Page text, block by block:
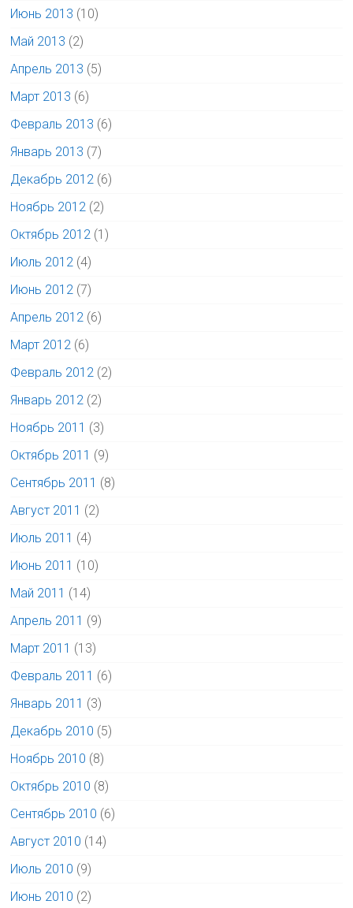
Июнь 2013 (10)
Май 2013 (2)
Апрель 2013 (5)
Март 2013 (6)
Февраль 2013 (6)
Январь 2013 (7)
Декабрь 2012 (6)
Ноябрь 2012 (2)
Октябрь 2012 (1)
Июль 2012 (4)
Июнь 2012 (7)
Апрель 2012 (6)
Март 2012 (6)
Февраль 2012 (2)
Январь 2012 (2)
Ноябрь 2011 (3)
Октябрь 2011 (9)
Сентябрь 2011 (8)
Август 2011 (2)
Июль 2011 (4)
Июнь 2011 (10)
Май 2011 (14)
Апрель 2011 (9)
Март 2011 (13)
Февраль 2011 (6)
Январь 2011 (3)
Декабрь 2010 (5)
Ноябрь 2010 (8)
Октябрь 2010 (8)
Сентябрь 2010 (6)
Август 2010 (14)
Июль 2010 (9)
Июнь 2010 (2)